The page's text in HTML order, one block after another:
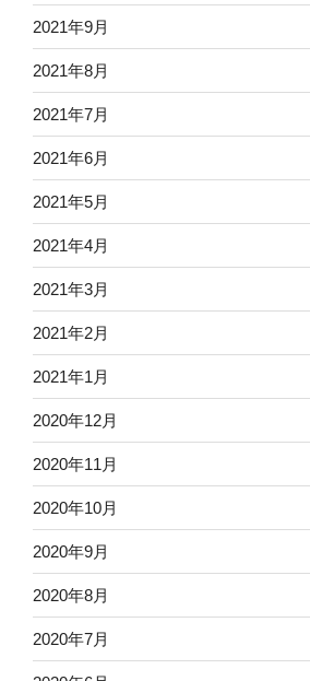
2021年9月
2021年8月
2021年7月
2021年6月
2021年5月
2021年4月
2021年3月
2021年2月
2021年1月
2020年12月
2020年11月
2020年10月
2020年9月
2020年8月
2020年7月